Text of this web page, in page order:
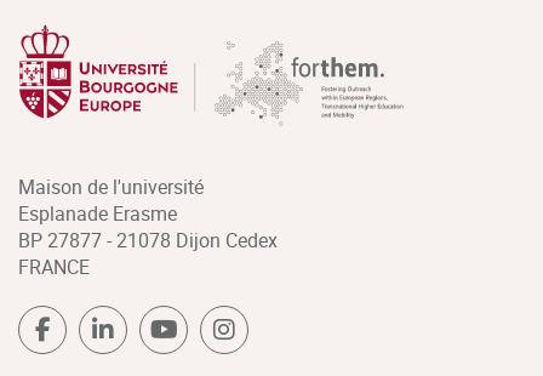
Maison de l'université
Esplanade Erasme
BP 27877 - 21078 Dijon Cedex
FRANCE